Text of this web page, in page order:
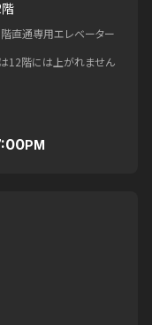
直通専用エレベーター
12階には上がれません
PM